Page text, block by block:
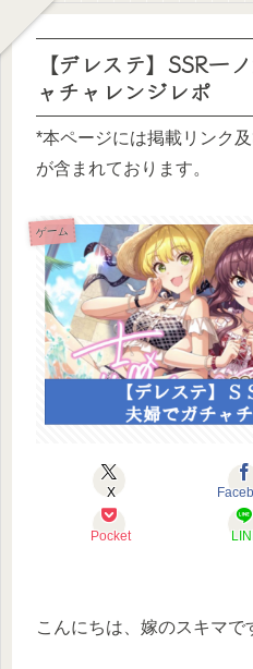
【デレステ】SSR一
ャチャレンジレポ
*本ページには掲載リンク
が含まれております。
ゲーム
X
Pocket
こんにちは、嫁のスキマで